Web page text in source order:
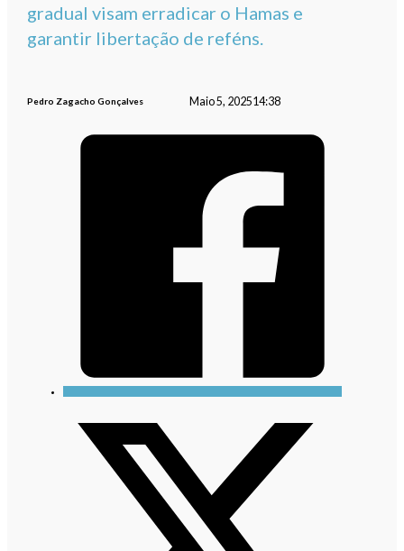
gradual visam erradicar o Hamas e
garantir libertação de reféns.
Pedro Zagacho Gonçalves Maio 5, 202514:38